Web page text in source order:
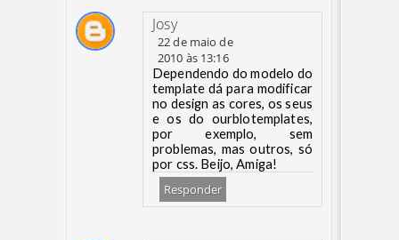
Josy
22 de maio de
2010 às 13:16
Dependendo do modelo do
template dá para modificar
no design as cores, os seus
e os do ourblotemplates,
por exemplo, sem
problemas, mas outros, só
por css. Beijo, Amiga!
Responder